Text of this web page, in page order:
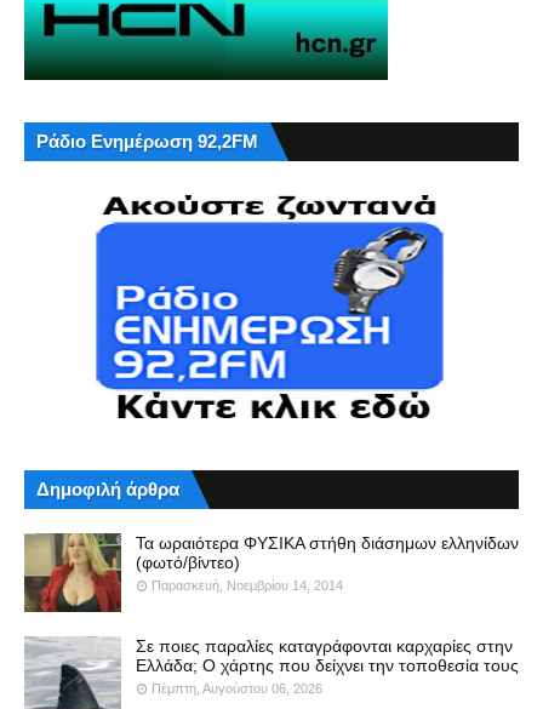
Ράδιο Ενημέρωση 92,2FM
Δημοφιλή άρθρα
Τα ωραιότερα ΦΥΣΙΚΑ στήθη διάσημων ελληνίδων
(φωτό/βίντεο)
Παρασκευή, Νοεμβρίου 14, 2014
Σε ποιες παραλίες καταγράφονται καρχαρίες στην
Ελλάδα; Ο χάρτης που δείχνει την τοποθεσία τους
Πέμπτη, Αυγούστου 06, 2026